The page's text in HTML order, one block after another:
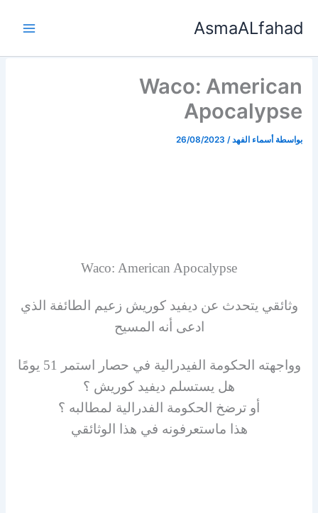
AsmaALfahad
Waco: American
Apocalypse
بواسطة أسماء الفهد/
26/08/2023
Waco: American Apocalypse
وثائقي يتحدث عن ديفيد كوريش زعيم الطائفة الذي
ادعى أنه المسيح
وواجهته الحكومة الفيدرالية في حصار استمر 51 يومًا
هل يستسلم ديفيد كوريش ؟
أو ترضخ الحكومة الفدرالية لمطالبه ؟
هذا ماستعرفونه في هذا الوثائقي